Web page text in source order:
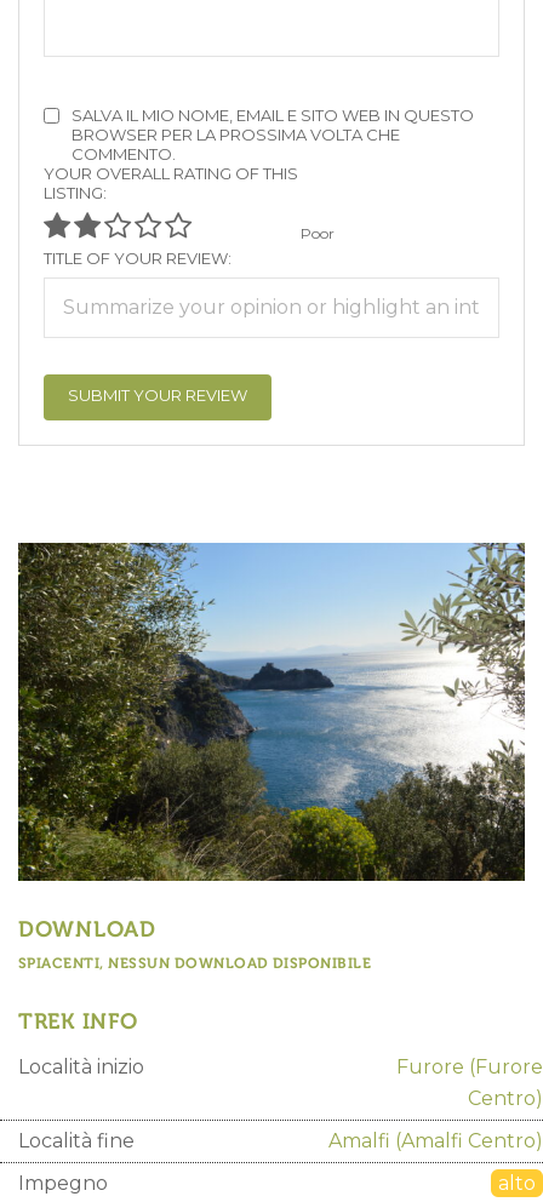
SALVA IL MIO NOME, EMAIL E SITO WEB IN QUESTO
BROWSER PER LA PROSSIMA VOLTA CHE
COMMENTO.
YOUR OVERALL RATING OF THIS
LISTING:
Poor
TITLE OF YOUR REVIEW:
DOWNLOAD
SPIACENTI, NESSUN DOWNLOAD DISPONIBILE
TREK INFO
Località inizio Furore (Furore
Centro)
Località fine
Amalfi (Amalfi Centro)
Impegno
alto